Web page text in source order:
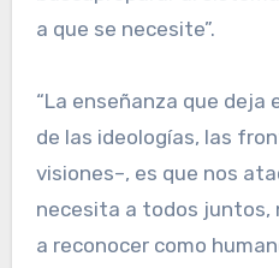
a que se necesite”.
“La enseñanza que deja
de las ideologías, las
visiones–, es que nos
necesita a todos juntos,
a reconocer como